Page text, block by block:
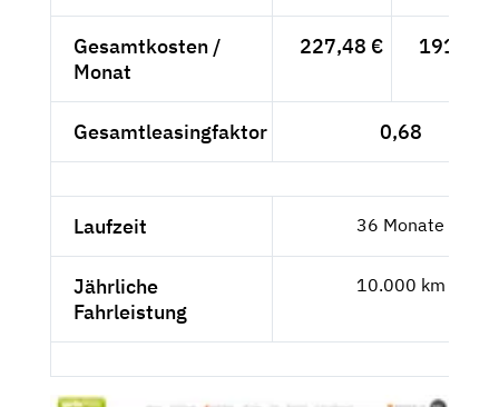
Gesamtkosten /
Monat
227,48 € 191,16
Gesamtleasingfaktor 0,68
Laufzeit 36 Monate
Jährliche
Fahrleistung
10.000 km